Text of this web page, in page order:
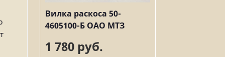
Вилка раскоса 50-
4605100-Б ОАО МТЗ
1 780 руб.